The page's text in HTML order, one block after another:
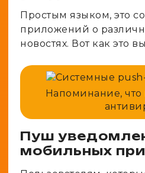
Простым языком, это
приложений о
новостях. Вот как это
Напоминание, что
Пуш
мобильных